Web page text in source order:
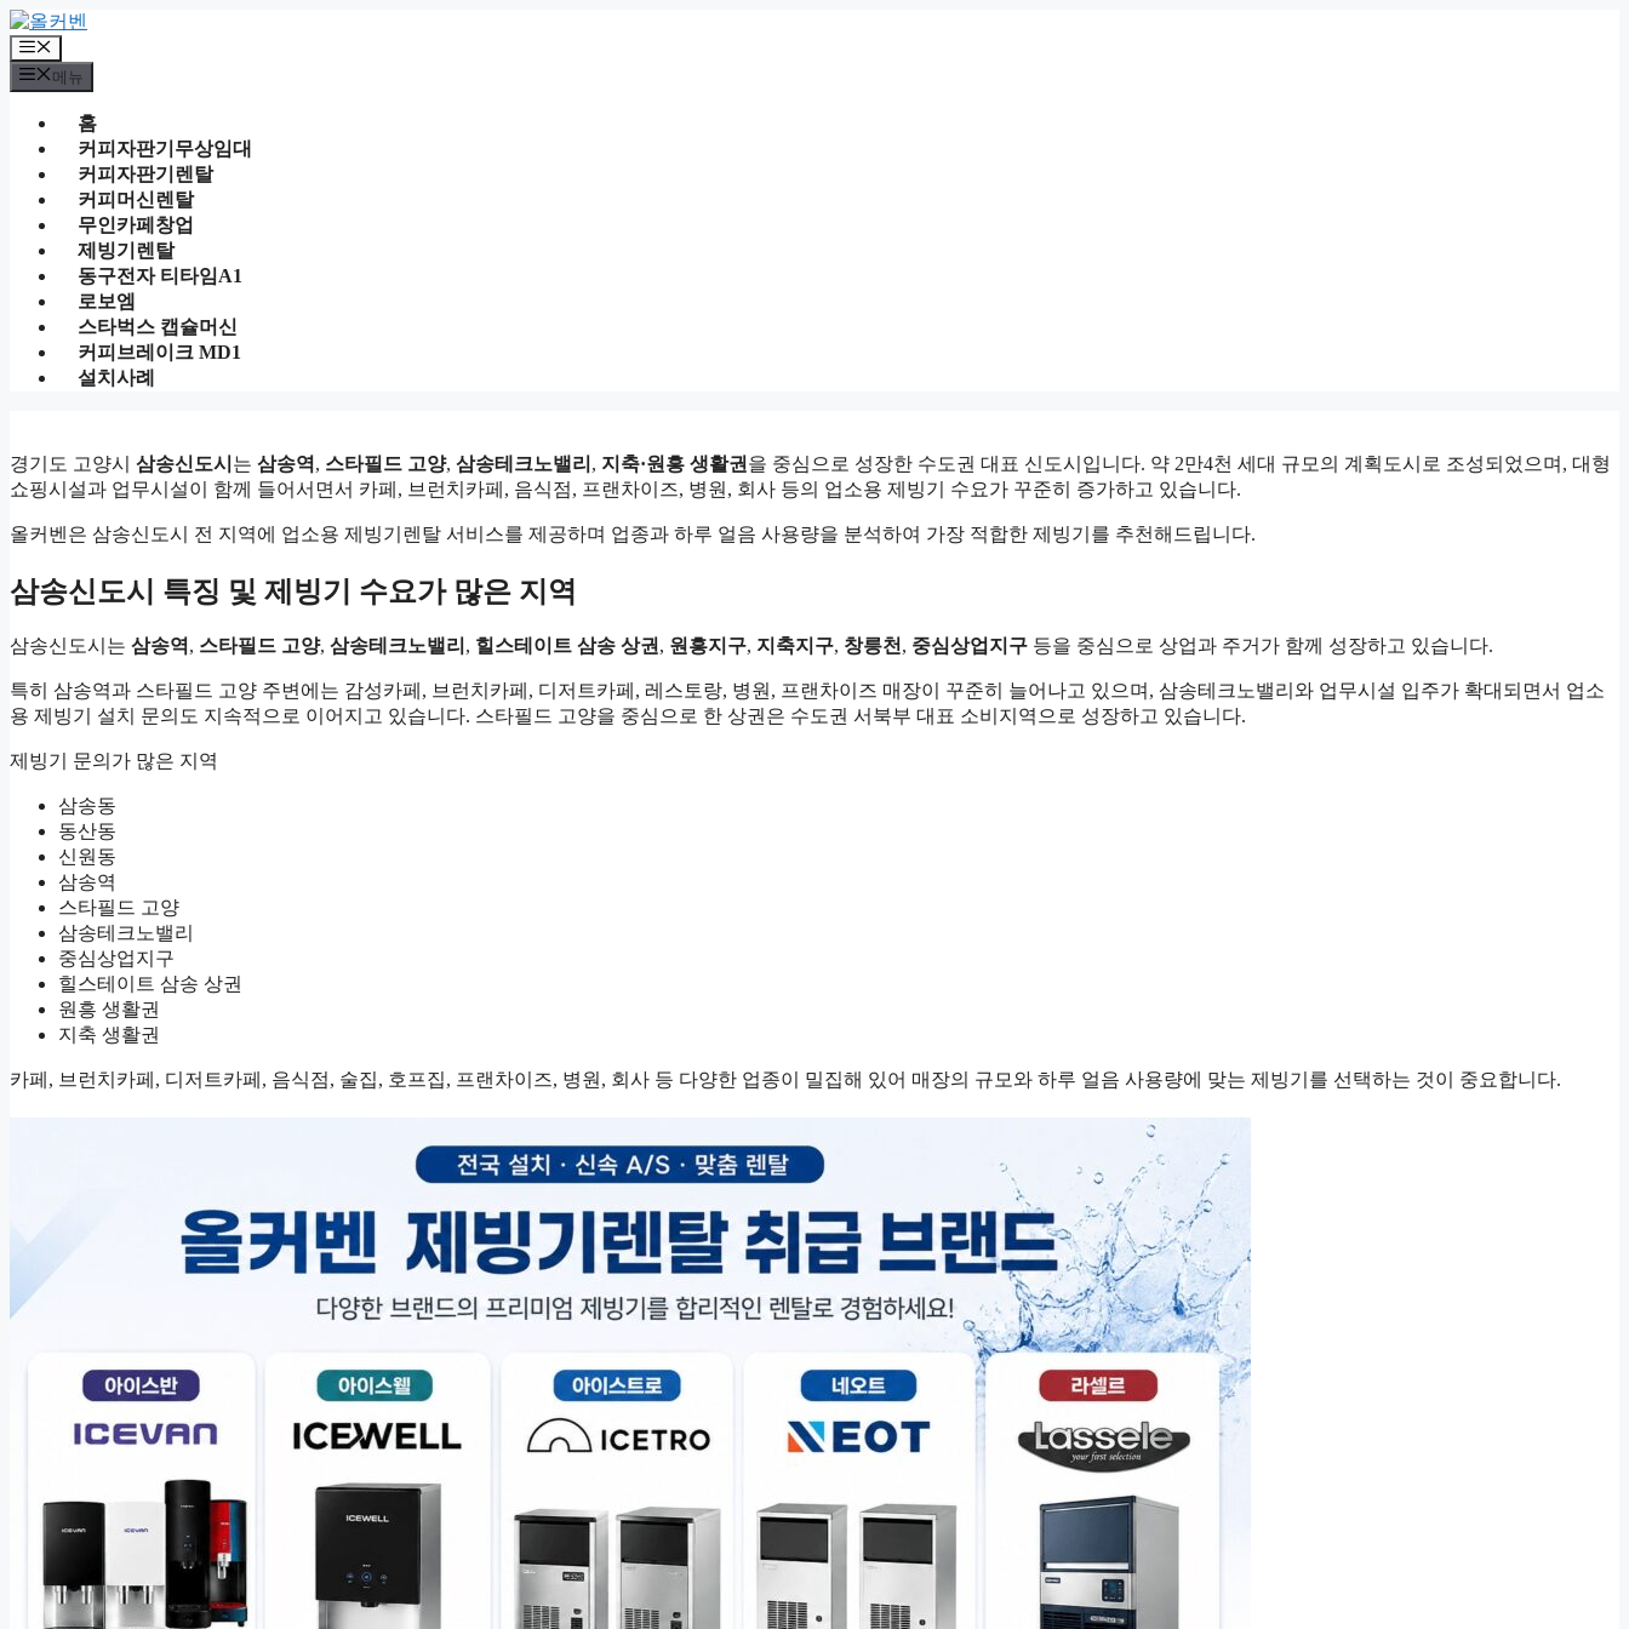
컨
텐
츠
로
메
뉴
메뉴
홈
커피자판기무상임대
커피자판기렌탈
커피머신렌탈
무인카페창업
제빙기렌탈
동구전자 티타임A1
로보엠
스타벅스 캡슐머신
커피브레이크 MD1
설치사례
경기도 고양시 삼송신도시 는 삼송역 , 스타필드 고양, 삼송테크노밸리 , 지축·원흥 생활권 을 중심으로 성장한 수도권 대표 신도시입니다. 약 2만4천 세대 규모의 계획도시로 조성되었으며, 대형
쇼핑시설과 업무시설이 함께 들어서면서 카페, 브런치카페, 음식점, 프랜차이즈, 병원, 회사 등의 업소용 제빙기 수요가 꾸준히 증가하고 있습니다.
올커벤은 삼송신도시 전 지역에 업소용 제빙기렌탈 서비스를 제공하며 업종과 하루 얼음 사용량을 분석하여 가장 적합한 제빙기를 추천해드립니다.
삼송신도시 특징 및 제빙기 수요가 많은 지역
삼송신도시는 삼송역 , 스타필드 고양, 삼송테크노밸리 , 힐스테이트 삼송 상권, 원흥지구, 지축지구, 창릉천, 중심상업지구 등을 중심으로 상업과 주거가 함께 성장하고 있습니다.
특히 삼송역과 스타필드 고양 주변에는 감성카페, 브런치카페, 디저트카페, 레스토랑, 병원, 프랜차이즈 매장이 꾸준히 늘어나고 있으며, 삼송테크노밸리와 업무시설 입주가 확대되면서 업소
용 제빙기 설치 문의도 지속적으로 이어지고 있습니다. 스타필드 고양을 중심으로 한 상권은 수도권 서북부 대표 소비지역으로 성장하고 있습니다.
제빙기 문의가 많은 지역
삼송동
동산동
신원동
삼송역
스타필드 고양
삼송테크노밸리
중심상업지구
힐스테이트 삼송 상권
원흥 생활권
지축 생활권
카페, 브런치카페, 디저트카페, 음식점, 술집, 호프집, 프랜차이즈, 병원, 회사 등 다양한 업종이 밀집해 있어 매장의 규모와 하루 얼음 사용량에 맞는 제빙기를 선택하는 것이 중요합니다.